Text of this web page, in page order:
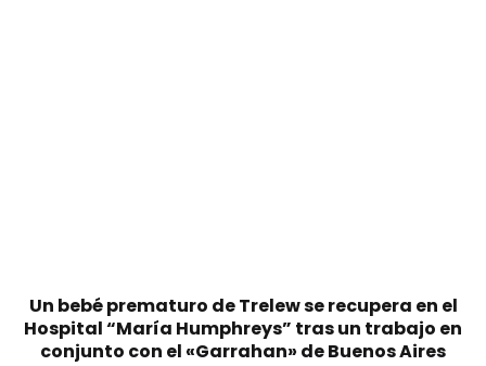
Un bebé prematuro de Trelew se recupera en el
Hospital “María Humphreys” tras un trabajo en
conjunto con el «Garrahan» de Buenos Aires